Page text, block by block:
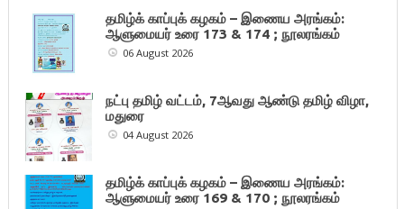
தமிழ்க் காப்புக் கழகம் – இணைய அரங்கம்:
ஆளுமையர் உரை 173 & 174 ; நூலரங்கம்
06 August 2026
நட்பு தமிழ் வட்டம், 7ஆவது ஆண்டு தமிழ் விழா,
மதுரை
04 August 2026
தமிழ்க் காப்புக் கழகம் – இணைய அரங்கம்:
ஆளுமையர் உரை 169 & 170 ; நூலரங்கம்